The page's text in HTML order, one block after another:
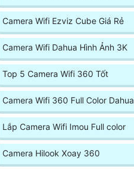
Camera Wifi Ezviz Cube Giá Rẻ
Camera Wifi Dahua Hình Ảnh 3K
Top 5 Camera Wifi 360 Tốt
Camera Wifi 360 Full Color Dahua
Lắp Camera Wifi Imou Full color
Camera Hilook Xoay 360